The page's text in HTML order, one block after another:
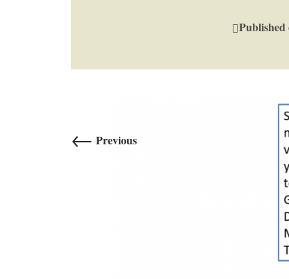
Published
← Previous